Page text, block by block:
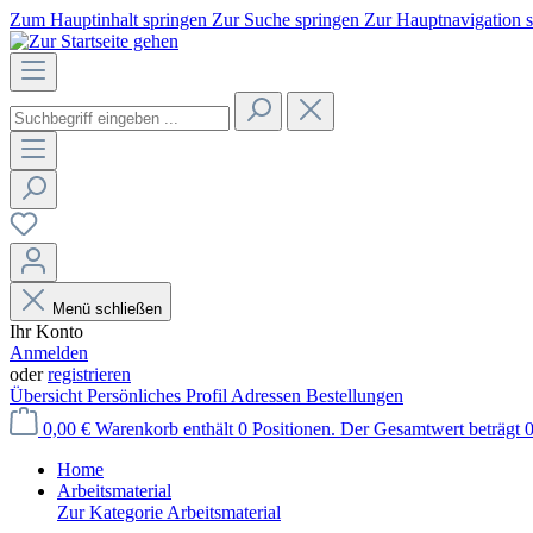
Zum Hauptinhalt springen Zur Suche springen Zur Hauptnavigation
Menü schließen
Ihr Konto
Anmelden
oderregistrieren
Übersicht Persönliches Profil Adressen Bestellungen
0,00 € Warenkorb enthält 0 Positionen. Der Gesamtwert beträgt
Home
Arbeitsmaterial
Zur Kategorie Arbeitsmaterial